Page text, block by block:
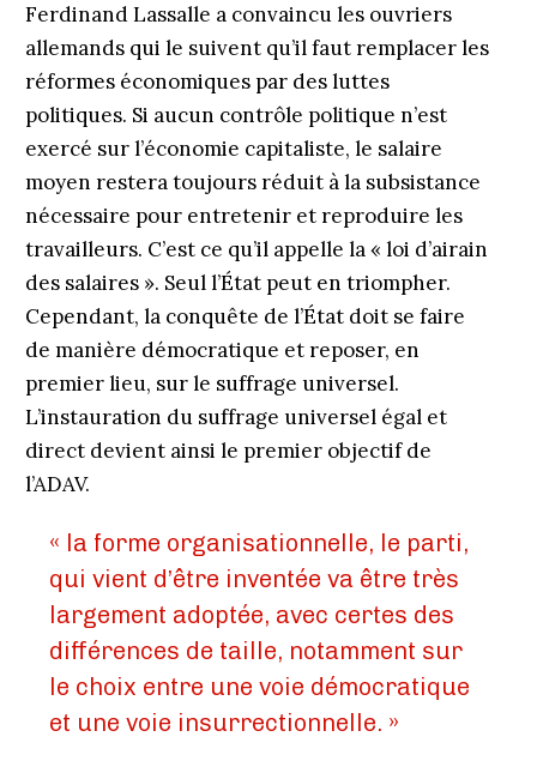
Ferdinand Lassalle a convaincu les ouvriers
allemands qui le suivent qu’il faut remplacer les
réformes économiques par des luttes
politiques. Si aucun contrôle politique n’est
exercé sur l’économie capitaliste, le salaire
moyen restera toujours réduit à la subsistance
nécessaire pour entretenir et reproduire les
travailleurs. C’est ce qu’il appelle la « loi d’airain
des salaires ». Seul l’État peut en triompher.
Cependant, la conquête de l’État doit se faire
de manière démocratique et reposer, en
premier lieu, sur le suffrage universel.
L’instauration du suffrage universel égal et
direct devient ainsi le premier objectif de
l’ADAV.
« la forme organisationnelle, le parti,
qui vient d’être inventée va être très
largement adoptée, avec certes des
différences de taille, notamment sur
le choix entre une voie démocratique
et une voie insurrectionnelle. »